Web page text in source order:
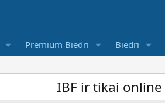
Premium Biedri Biedri
IBF ir tikai online